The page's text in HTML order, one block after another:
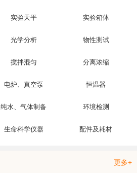
实验天平 实验箱体
光学分析 物性测试
搅拌混匀 分离浓缩
电炉、真空泵 恒温器
纯水、气体制备 环境检测
生命科学仪器 配件及耗材
更多+